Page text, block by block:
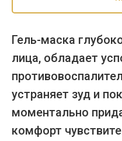
Гель-маска
лица, обладает
устраняет зуд и
моментально
комфорт